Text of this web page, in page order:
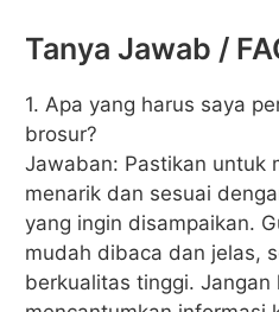
Tanya Jawab /
1. Apa yang harus saya
brosur?
Jawaban: Pastikan untuk
menarik dan sesuai
yang ingin disampaikan.
mudah dibaca dan jelas,
berkualitas tinggi. Jangan